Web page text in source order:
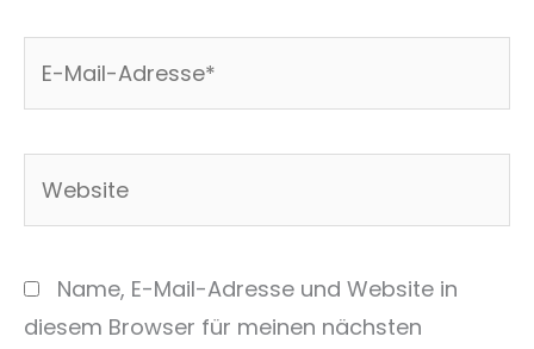
Name, E-Mail-Adresse und Website in
diesem Browser für meinen nächsten